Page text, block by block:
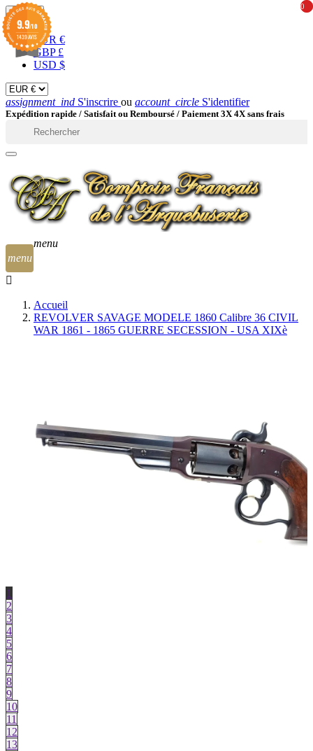
EUR 
EUR €
GBP £
USD $
assignment_ind S'inscrire ou account_circle S'identifier
Expédition rapide / Satisfait ou Remboursé / Paiement 3X 4X sans frais
menu
0
0
menu
Accueil
REVOLVER SAVAGE MODELE 1860 Calibre 36 CIVIL
WAR 1861 - 1865 GUERRE SECESSION - USA XIXè
1
2
3
4
5
6
7
8
9
10
11
12
13
9.9/10
1439 AVIS